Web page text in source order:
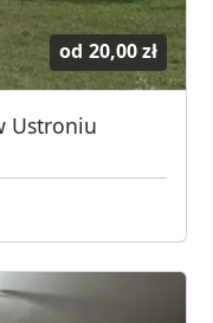
od 20,00 zł
Ustroniu